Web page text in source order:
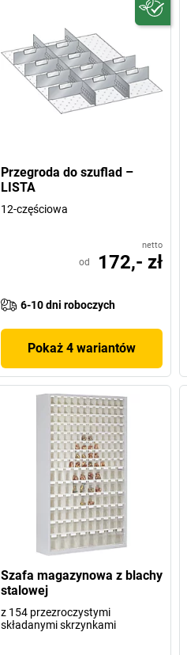
Przegroda do szuflad –
LISTA
12-częściowa
netto
od 172,- zł
6-10 dni roboczych
Pokaż 4 wariantów
Szafa magazynowa z blachy
stalowej
z 154 przezroczystymi
składanymi skrzynkami